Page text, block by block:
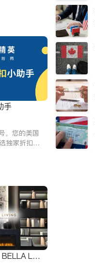
手
。您的美国
独家折扣、